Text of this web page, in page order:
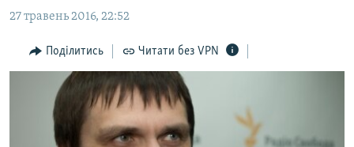
основної
навігації
Перейти
до
БЛОГИ
ПОГЛЯД
ІНТЕРВ'Ю
ВСЕ ЗА ДЕНЬ
СПЕЦПРОЕКТИ
27 травень 2016, 22:52
Поділитись Читати без VPN